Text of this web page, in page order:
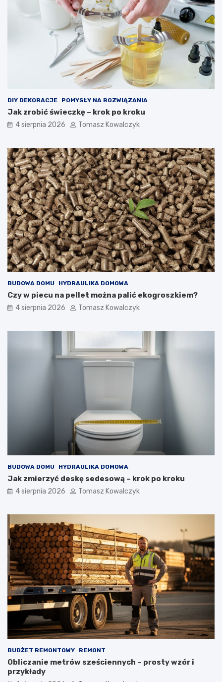
DIY DEKORACJE POMYSŁY NA ROZWIĄZANIA
Jak zrobić świeczkę – krok po kroku
4 sierpnia 2026 Tomasz Kowalczyk
BUDOWA DOMU HYDRAULIKA DOMOWA
Czy w piecu na pellet można palić ekogroszkiem?
4 sierpnia 2026 Tomasz Kowalczyk
BUDOWA DOMU HYDRAULIKA DOMOWA
Jak zmierzyć deskę sedesową – krok po kroku
4 sierpnia 2026 Tomasz Kowalczyk
BUDŻET REMONTOWY REMONT
Obliczanie metrów sześciennych – prosty wzór i
przykłady